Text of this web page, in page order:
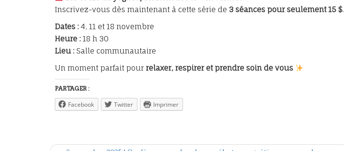
Inscrivez-vous dès maintenant à cette série de 3 séances pour seulement 15 $.
Dates : 4, 11 et 18 novembre
Heure : 18 h 30
Lieu : Salle communautaire
Un moment parfait pour relaxer, respirer et prendre soin de vous
PARTAGER :
Facebook Twitter Imprimer